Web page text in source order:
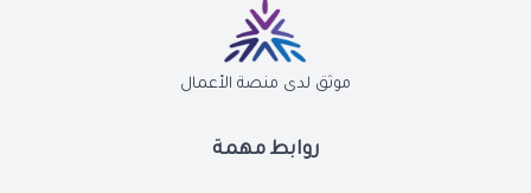
روابط مهمة
موثق لدى منصة الأعمال